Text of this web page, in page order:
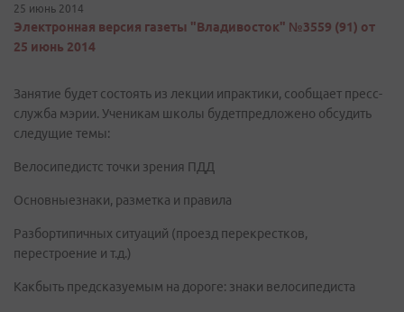
25 июнь 2014
Электронная версия газеты "Владивосток" №3559 (91) от
25 июнь 2014
Занятие будет состоять из лекции ипрактики, сообщает пресс-
служба мэрии. Ученикам школы будетпредложено обсудить
следущие темы:
Велосипедистс точки зрения ПДД
Основныезнаки, разметка и правила
Разбортипичных ситуаций (проезд перекрестков,
перестроение и т.д.)
Какбыть предсказуемым на дороге: знаки велосипедиста